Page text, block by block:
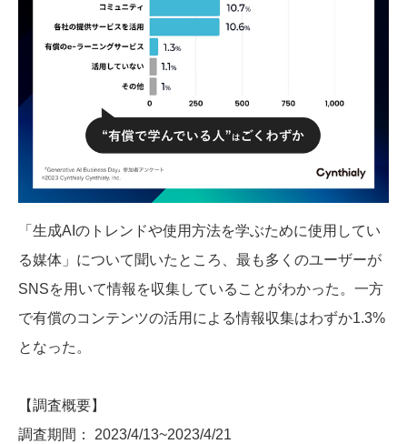
「生成AIのトレンドや使用方法を学ぶために使用してい
る媒体」について聞いたところ、最も多くのユーザーが
SNSを用いて情報を収集していることがわかった。一方
で有償のコンテンツの活用による情報収集はわずか1.3%
となった。
【調査概要】
調査期間： 2023/4/13~2023/4/21